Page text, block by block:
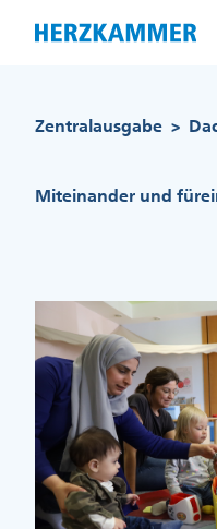
Zentralausgabe >
Miteinander und